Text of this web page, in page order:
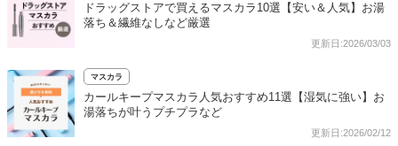
ドラッグストアで買えるマスカラ10選【安い＆人気】お湯
落ち＆繊維なしなど厳選
更新日:2026/03/03
マスカラ
カールキープマスカラ人気おすすめ11選【湿気に強い】お
湯落ちが叶うプチプラなど
更新日:2026/02/12